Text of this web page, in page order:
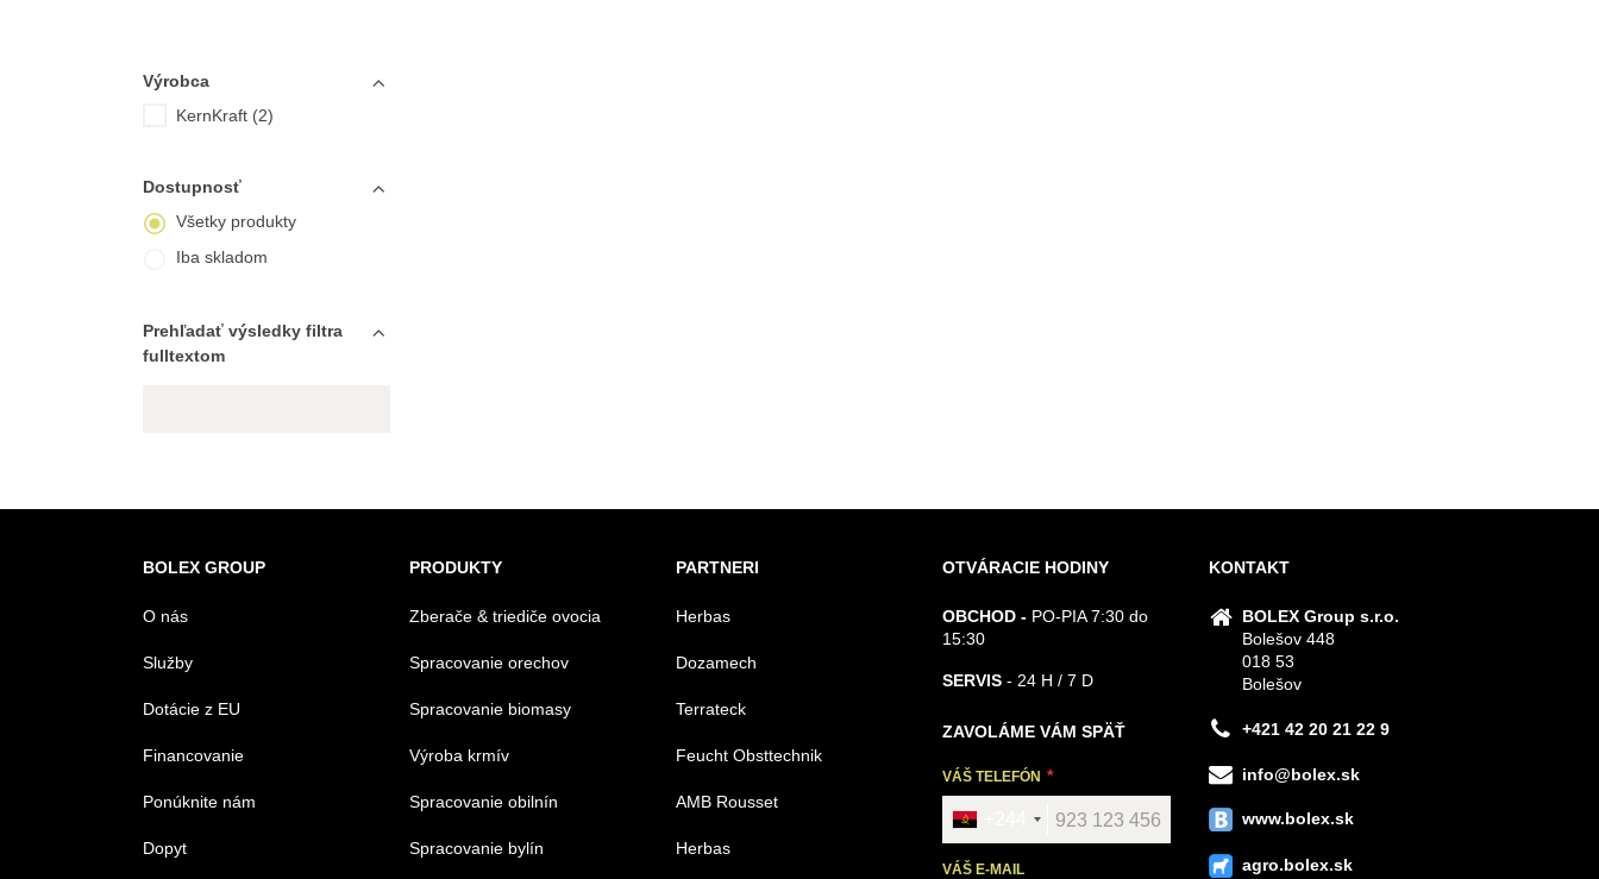
Výrobca
KernKraft (2)
Dostupnosť
Všetky produkty
Iba skladom
Prehľadať výsledky filtra
fulltextom
BOLEX GROUP
O nás
Služby
Dotácie z EU
Financovanie
Ponúknite nám
Dopyt
PRODUKTY
Zberače & triediče ovocia
Spracovanie orechov
Spracovanie biomasy
Výroba krmív
Spracovanie obilnín
Spracovanie bylín
PARTNERI
Herbas
Dozamech
Terrateck
Feucht Obsttechnik
AMB Rousset
Herbas
OTVÁRACIE HODINY
OBCHOD - PO-PIA 7:30 do
15:30
SERVIS - 24 H / 7 D
ZAVOLÁME VÁM SPÄŤ
VÁŠ TELEFÓN
VÁŠ E-MAIL
KONTAKT
BOLEX Group s.r.o.
Bolešov 448
018 53
Bolešov
+421 42 20 21 22 9
info@bolex.sk
www.bolex.sk
agro.bolex.sk